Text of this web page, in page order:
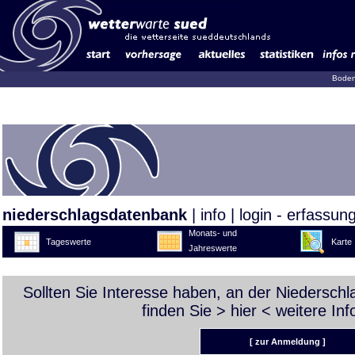
niederschlagsdatenbank info login -
Tageswerte
Monats- und
Jahreswerte
Karte
Sollten Sie Interesse haben, an der
finden Sie > hier < weitere
[ zur Anmeldung ]